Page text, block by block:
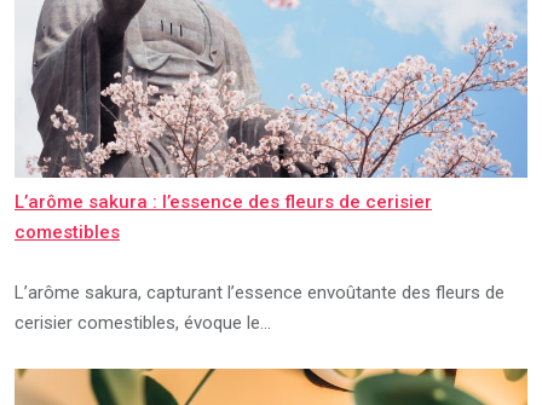
L’arôme sakura : l’essence des fleurs de cerisier
comestibles
L’arôme sakura, capturant l’essence envoûtante des fleurs de
cerisier comestibles, évoque le…